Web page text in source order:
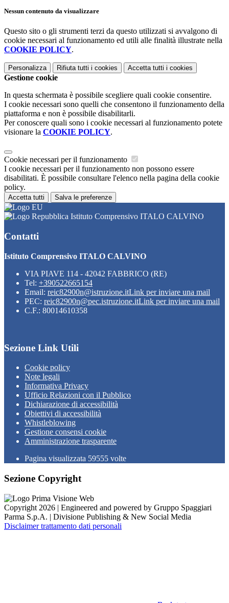
Nessun contenuto da visualizzare
Questo sito o gli strumenti terzi da questo utilizzati si avvalgono di
cookie necessari al funzionamento ed utili alle finalità illustrate nella
COOKIE POLICY.
Personalizza Rifiuta tutti i cookies Accetta tutti i cookies
Gestione cookie
In questa schermata è possibile scegliere quali cookie consentire.
I cookie necessari sono quelli che consentono il funzionamento della
piattaforma e non è possibile disabilitarli.
Per conoscere quali sono i cookie necessari al funzionamento potete
visionare la COOKIE POLICY.
Cookie necessari per il funzionamento
I cookie necessari per il funzionamento non possono essere
disabilitati. È possibile consultare l'elenco nella pagina della cookie
policy.
Accetta tutti Salva le preferenze
Istituto Comprensivo ITALO CALVINO
Contatti
Istituto Comprensivo ITALO CALVINO
VIA PIAVE 114 - 42042 FABBRICO (RE)
Tel: +390522665154
Email: reic82900n@istruzione.itLink per inviare una mail
PEC: reic82900n@pec.istruzione.itLink per inviare una mail
C.F.: 80014610358
Sezione Link Utili
Cookie policy
Note legali
Informativa Privacy
Ufficio Relazioni con il Pubblico
Dichiarazione di accessibilità
Obiettivi di accessibilità
Whistleblowing
Gestione consensi cookie
Amministrazione trasparente
Pagina visualizzata 59555 volte
Sezione Copyright
Copyright 2026 | Engineered and powered by Gruppo Spaggiari
Parma S.p.A. | Divisione Publishing & New Social Media
Disclaimer trattamento dati personali